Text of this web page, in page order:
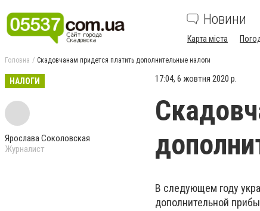
Новини
Карта міста
Головна Скадовчанам придется платить дополнительные налоги
НАЛОГИ
Ярослава Соколовская
Журналист
17:04, 6 жовтня 2020 р.
В следующем году
дополнительной